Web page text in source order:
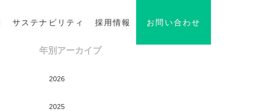
サステナビリティ 採用情報 お問い合わせ
年別アーカイブ
2026
2025